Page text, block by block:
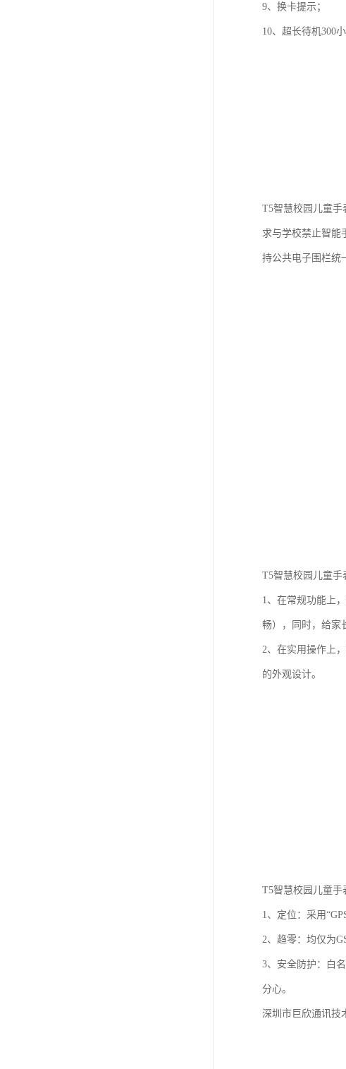
9、换卡提示；
10、超长待机300小
T5智慧校园儿童
求与学校禁止智能
持公共电子围栏统
T5智慧校园儿童手
1、在常规功能上
畅），同时，给家
2、在实用操作上
的外观设计。
T5智慧校园儿童手
1、定位：采用
2、趋零：均仅为
3、安全防护：白
分心。
深圳市巨欣通讯技